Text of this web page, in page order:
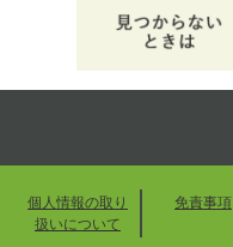
個人情報の取り
扱いについて
免責事項